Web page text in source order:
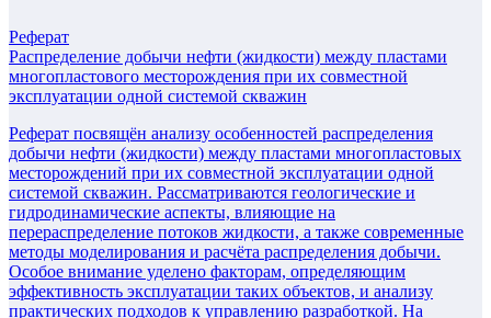
Реферат
Распределение добычи нефти (жидкости) между пластами
многопластового месторождения при их совместной
эксплуатации одной системой скважин
Реферат посвящён анализу особенностей распределения
добычи нефти (жидкости) между пластами многопластовых
месторождений при их совместной эксплуатации одной
системой скважин. Рассматриваются геологические и
гидродинамические аспекты, влияющие на
перераспределение потоков жидкости, а также современные
методы моделирования и расчёта распределения добычи.
Особое внимание уделено факторам, определяющим
эффективность эксплуатации таких объектов, и анализу
практических подходов к управлению разработкой. На